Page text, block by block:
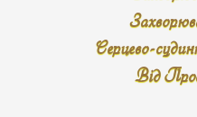
Серцево-
Від